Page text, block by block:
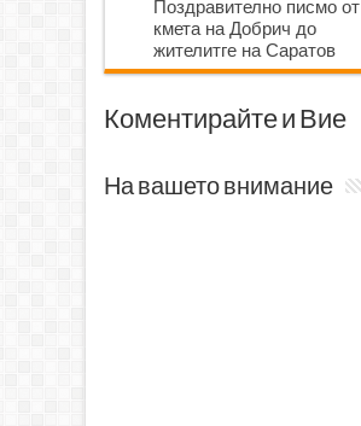
Поздравително писмо от
кмета на Добрич до
жителитге на Саратов
Коментирайте и Вие
На вашето внимание